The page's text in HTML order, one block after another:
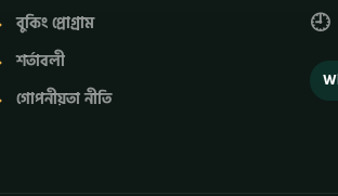
বুকিং প্রোগ্রাম
শর্তাবলী
গোপনীয়তা নীতি
🕘